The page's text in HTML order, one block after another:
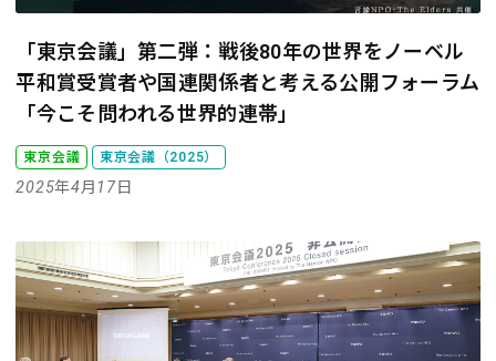
「東京会議」第二弾：戦後80年の世界をノーベル
平和賞受賞者や国連関係者と考える公開フォーラム
「今こそ問われる世界的連帯」
東京会議 東京会議（2025）
2025年4月17日